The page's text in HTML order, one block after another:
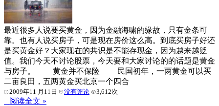
最近很多人说要买黄金，因为金融海啸的缘故，只有金条可
靠。也有人说买房子，可是现在房价这么高。到底买房子好还
是买黄金好？大家现在的共识是不能存现金，因为越来越贬
值。我们今天不讨论股票，今天要和大家讨论的的话题是黄金
与房子。 黄金并不保险 民国初年，一两黄金可以买
二亩良田，五两黄金买北京一个四合
2009年11 月11日 没有评论 3,612次
阅读全文 »